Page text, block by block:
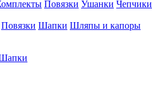
Повязки Ушанки Чепчики
Повязки Шапки Шляпы и капоры